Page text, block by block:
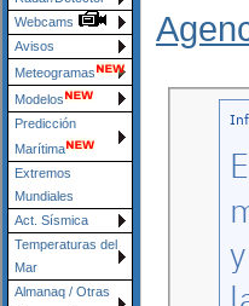
Webcams
Avisos
Meteogramas
Modelos
Predicción
Marítima
Extremos
Mundiales
Act. Sísmica
Temperaturas del
Mar
Almanaq / Otras